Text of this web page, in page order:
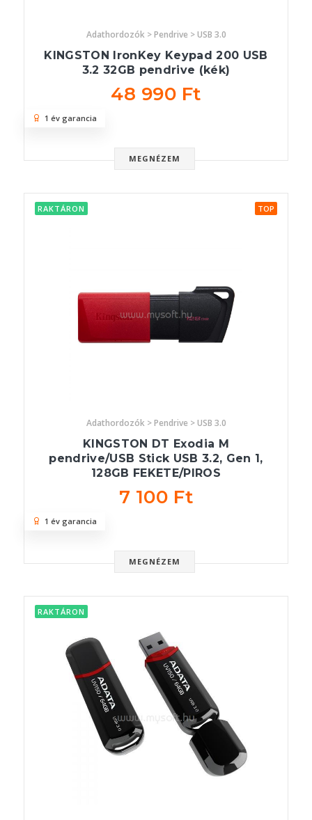
Adathordozók > Pendrive > USB 3.0
KINGSTON IronKey Keypad 200 USB
3.2 32GB pendrive (kék)
48 990 Ft
MEGNÉZEM
1 év garancia
RAKTÁRON TOP
Adathordozók > Pendrive > USB 3.0
KINGSTON DT Exodia M
pendrive/USB Stick USB 3.2, Gen 1,
128GB FEKETE/PIROS
7 100 Ft
MEGNÉZEM
1 év garancia
RAKTÁRON